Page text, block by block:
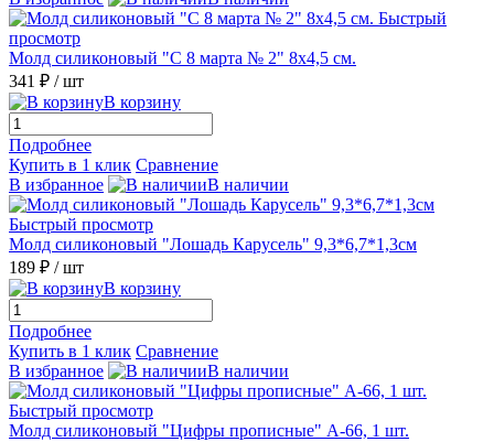
Быстрый
просмотр
Молд силиконовый "С 8 марта № 2" 8х4,5 см.
341 ₽ / шт
В корзину
Подробнее
Купить в 1 клик Сравнение
В избранное
В наличии
Быстрый просмотр
Молд силиконовый "Лошадь Карусель" 9,3*6,7*1,3см
189 ₽ / шт
В корзину
Подробнее
Купить в 1 клик Сравнение
В избранное
В наличии
Быстрый просмотр
Молд силиконовый "Цифры прописные" A-66, 1 шт.